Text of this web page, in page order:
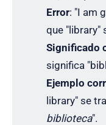
Error: "I am
que "library"
Significado
significa
Ejemplo
library" se
biblioteca".